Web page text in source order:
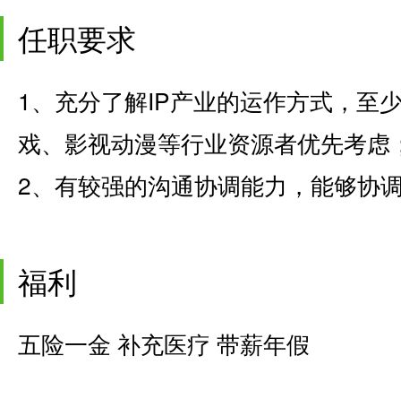
任职要求
1、充分了解IP产业的运作方式，至
戏、影视动漫等行业资源者优先考虑
2、有较强的沟通协调能力，能够协
福利
五险一金 补充医疗 带薪年假